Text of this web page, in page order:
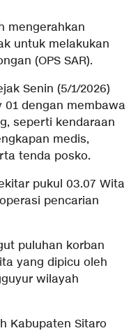
mengerahkan
untuk melakukan
(OPS SAR).
Senin (5/1/2026)
01 dengan membawa
seperti kendaraan
medis,
tenda posko.
pukul 03.07 Wita
pencarian
puluhan korban
yang dipicu oleh
wilayah
Kabupaten Sitaro